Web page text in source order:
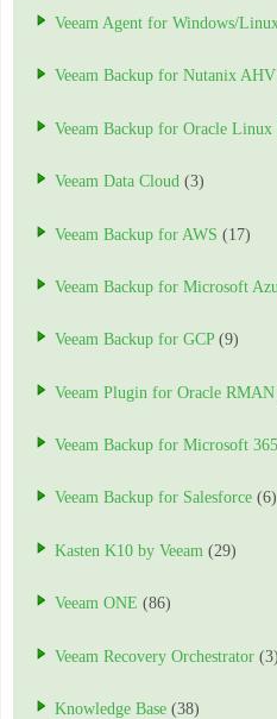
Veeam Agent for Windows/
Veeam Backup for Nutanix AHV
Veeam Backup for Oracle
Veeam Data Cloud (3)
Veeam Backup for AWS (17)
Veeam Backup for Microsoft
Veeam Backup for GCP(9)
Veeam Plugin for Oracle RMAN
Veeam Backup for Microsoft 365
Veeam Backup for Salesforce (6)
Kasten K10 by Veeam (29)
Veeam ONE (86)
Veeam Recovery Orchestrator (3)
Knowledge Base (38)